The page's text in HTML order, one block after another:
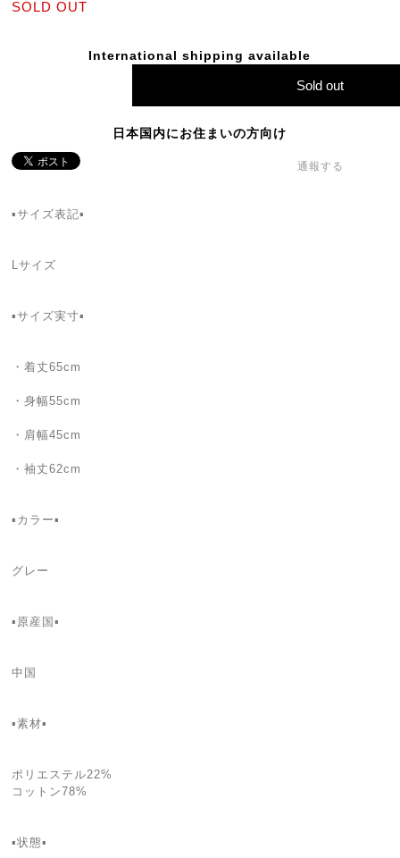
SOLD OUT
International shipping available
Sold out
日本国内にお住まいの方向け
通報する
▪️サイズ表記▪️
Lサイズ
▪️サイズ実寸▪️
・着丈65cm
・身幅55cm
・肩幅45cm
・袖丈62cm
▪️カラー▪️
グレー
▪️原産国▪️
中国
▪️素材▪️
ポリエステル22%
コットン78%
▪️状態▪️